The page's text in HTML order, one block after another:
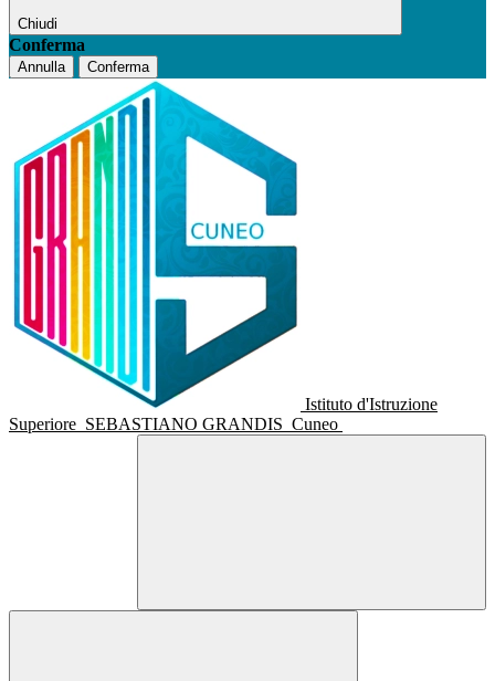
Chiudi
Conferma
Annulla Conferma
Istituto d'Istruzione
Superiore SEBASTIANO GRANDIS Cuneo